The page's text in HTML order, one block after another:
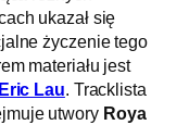
ukazał się
życzenie tego
materiału jest
Eric Lau. Tracklista
utwory Roya